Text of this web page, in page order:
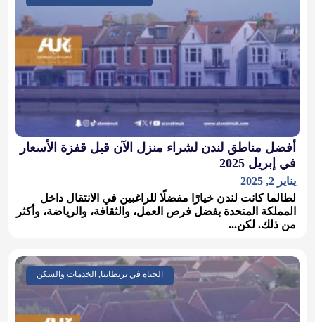
أفضل مناطق لندن لشراء منزل الآن قبل قفزة الأسعار
في إبريل 2025
يناير 2, 2025
لطالما كانت لندن خيارًا مفضلًا للراغبين في الانتقال داخل
المملكة المتحدة بفضل فرص العمل، والثقافة، والرياضة، وأكثر
من ذلك. لكن...
الحياة في بريطانيا, الخدمات والسكن